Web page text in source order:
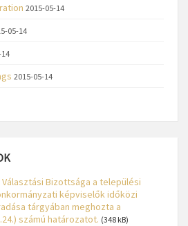
2015-05-14
05-14
2015-05-14
Bizottsága a települési
képviselők időközi
tárgyában meghozta a
számú határozatot. (348 kB)